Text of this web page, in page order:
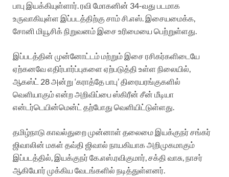
பாபு இயக்கியுள்ளார். ரவி மோகனின் 34-வது படமாக
உருவாகியுள்ள இப்படத்திற்கு சாம் சி.எஸ். இசையமைக்க,
சோனி மியூசிக் நிறுவனம் இசை உரிமையை பெற்றுள்ளது.
இப்படத்தின் முன்னோட்டம் மற்றும் இசை ரசிகர்களிடையே
ஏற்கனவே எதிர்பார்ப்புகளை ஏற்படுத்தி உள்ள நிலையில்,
ஆகஸ்ட் 28 அன்று ‘கராத்தே பாபு’ திரையரங்குகளில்
வெளியாகும் என்ற அறிவிப்பை ஸ்கிரீன் சீன் மீடியா
என்டர்டெயின்மென்ட் தற்போது வெளியிட்டுள்ளது.
தமிழ்நாடு காவல்துறை முன்னாள் தலைமை இயக்குநர் சங்கர்
ஜிவாலின் மகள் தவ்தி ஜிவால் நாயகியாக அறிமுகமாகும்
இப்படத்தில், இயக்குநர் கே.எஸ்.ரவிகுமார், சக்தி வாசு, நாசர்
ஆகியோர் முக்கிய வேடங்களில் நடித்துள்ளனர்.